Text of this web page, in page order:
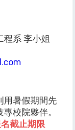
程系 李小姐
用暑假期間先
校院夥伴。
截止期限